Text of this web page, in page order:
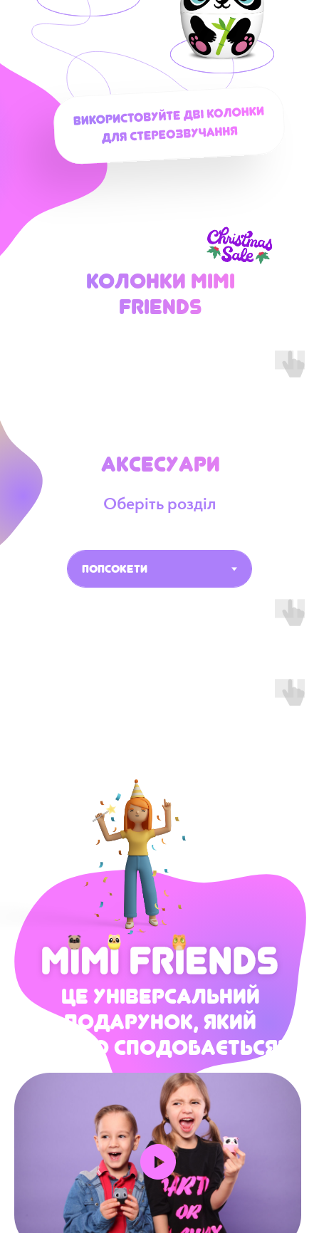
Колонки Mimi
Friends
Аксесуари
Оберіть розділ
це універсальний
подарунок, який
точно сподобається!